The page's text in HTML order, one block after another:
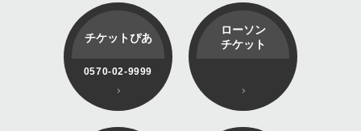
チケットぴあ
0570-02-9999
ローソン
チケット